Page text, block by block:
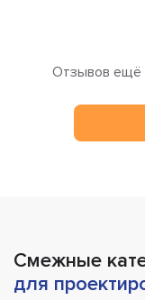
Отзывов ещё
Смежные
для